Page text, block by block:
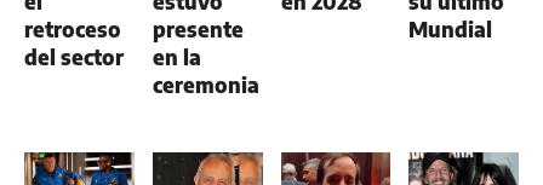
retroceso
del sector
presente
en la
ceremonia
Mundial